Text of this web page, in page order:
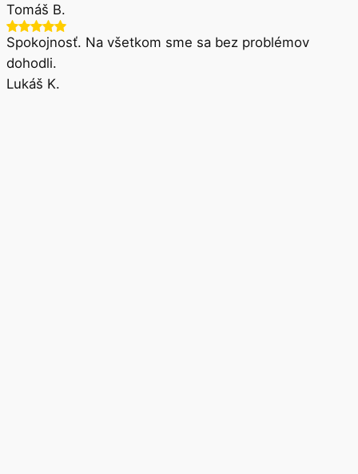
Tomáš B.
Spokojnosť. Na všetkom sme sa bez problémov
dohodli.
Lukáš K.